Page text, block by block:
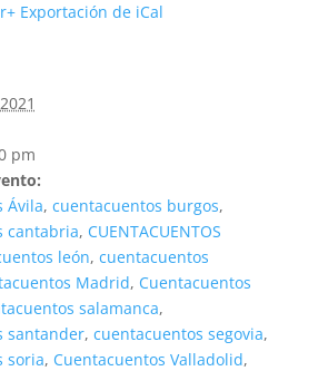
+ Exportación de iCal
pm
Ávila, cuentacuentos burgos,
cantabria, CUENTACUENTOS
león, cuentacuentos
Madrid, Cuentacuentos
salamanca,
santander, cuentacuentos segovia,
soria, Cuentacuentos Valladolid,